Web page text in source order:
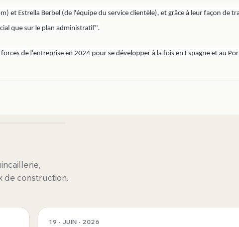
et Estrella Berbel (de l'équipe du service clientèle), et grâce à leur façon de
que sur le plan administratif".
de l'entreprise en 2024 pour se développer à la fois en Espagne et au
de construction.
19 · JUIN · 2026